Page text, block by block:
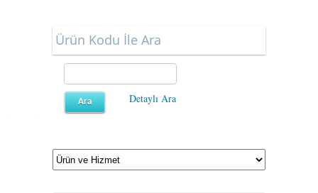
Ürün Kodu İle Ara
Detaylı Ara